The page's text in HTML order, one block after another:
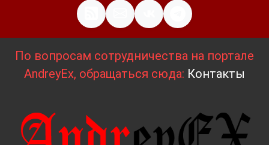
По вопросам сотрудничества на портале
AndreyEx, обращаться сюда: Контакты